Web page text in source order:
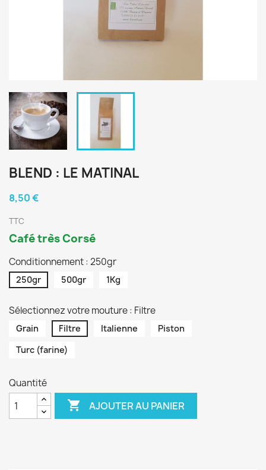
BLEND : LE MATINAL
8,50 €
TTC
Café très Corsé
Conditionnement : 250gr
250gr 500gr 1Kg
Sélectionnez votre mouture : Filtre
Grain Filtre Italienne
Piston
Turc (farine)
Quantité
 AJOUTER AU PANIER